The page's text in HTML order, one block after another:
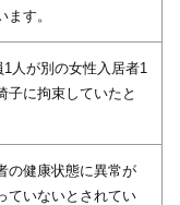
す。
人が別の女性入居者1
子に拘束していたと
の健康状態に異常が
ていないとされてい